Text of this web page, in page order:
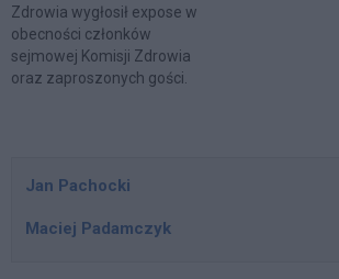
Zdrowia wygłosił expose w
obecności członków
sejmowej Komisji Zdrowia
oraz zaproszonych gości.
pozostałych posłów, w tym
nowego przewodniczącego
Jan Pachocki
Maciej Padamczyk